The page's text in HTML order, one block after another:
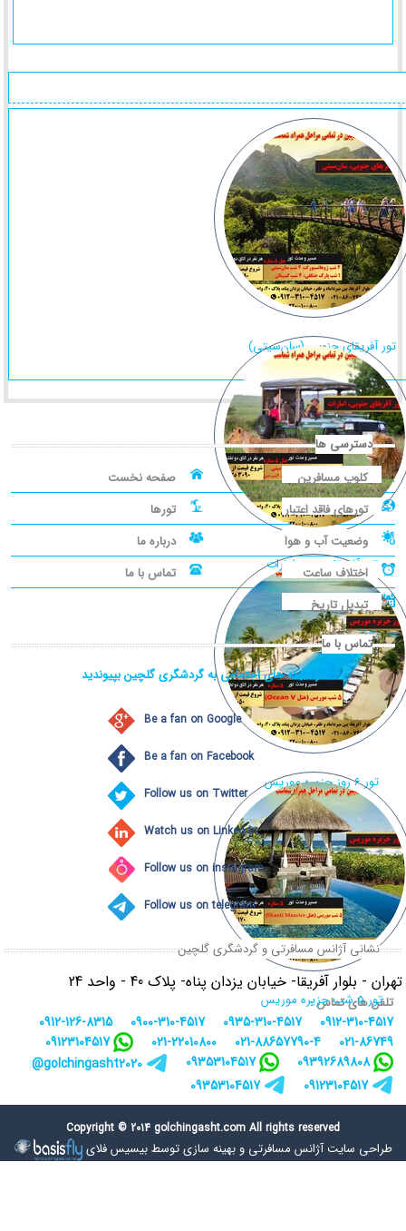
تور آفریقای جنوبی (سان‌سیتی)
تور آفریقاجنوبی، امارات
تور 6 روز جزیره موریس
تور 5 شب جزیره موریس
دسترسی ها
کلوپ مسافرین
صفحه نخست
تورهای فاقد اعتبار
تورها
وضعیت آب و هوا
درباره ما
اختلاف ساعت
تماس با ما
تبدیل تاریخ
تماس با ما
در شبکه های اجتماعی به گردشگری گلچین بپیوندید
Be a fan on Google
Be a fan on Facebook
Follow us on Twitter
Watch us on Linked In
Follow us on instagram
Follow us on telegram
نشانی آژانس مسافرتی و گردشگری گلچین
تهران - بلوار آفریقا- خیابان یزدان پناه- پلاک 40 - واحد 24
تلفن های تماس :
0912-310-4517
0935-310-4517
0900-310-4517
0912-126-8315
021-86749
021-88657790-4
021-22010800
09123104517
09392689808
09353104517
golchingasht2020@
09123104517
09353104517
Copyright © 2014 golchingasht.com All rights reserved
طراحی سایت آژانس مسافرتی وبهینه سازی توسط بیسیس فلای